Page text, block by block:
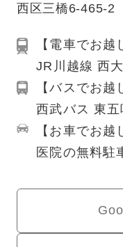
西区三橋6-465-2
【電車でお
JR川越線 西
【バスでお
西武バス 東
【お車でお
医院の無料駐